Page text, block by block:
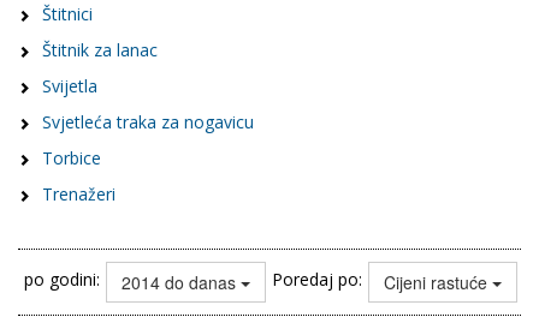
Štitnici
Štitnik za lanac
Svijetla
Svjetleća traka za nogavicu
Torbice
Trenažeri
po godini: 2014 do danas Poredaj po: Cijeni rastuće